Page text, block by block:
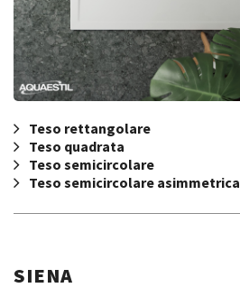
Teso rettangolare
Teso quadrata
Teso semicircolare
Teso semicircolare asimmetrica
SIENA